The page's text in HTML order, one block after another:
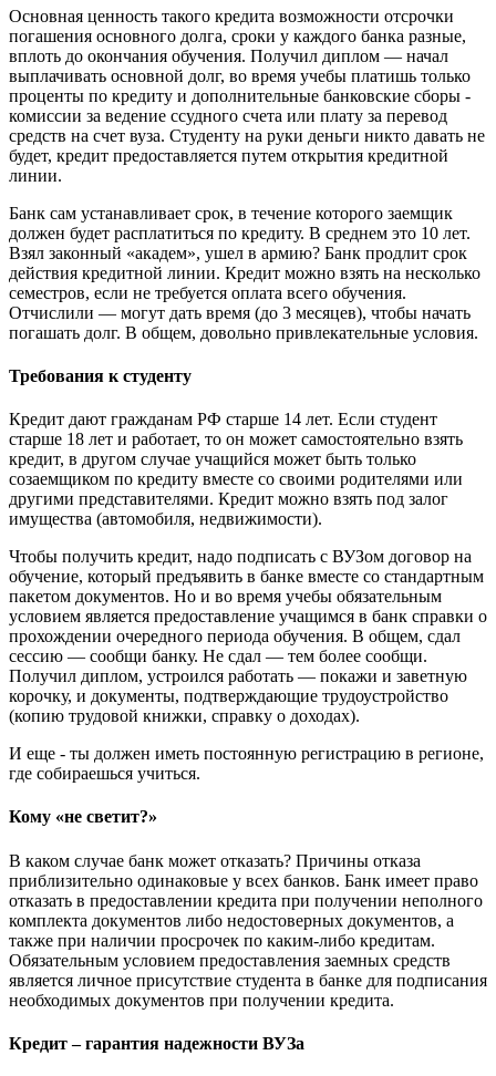
Основная ценность такого кредита возможности отсрочки
погашения основного долга, сроки у каждого банка разные,
вплоть до окончания обучения. Получил диплом — начал
выплачивать основной долг, во время учебы платишь только
проценты по кредиту и дополнительные банковские сборы -
комиссии за ведение ссудного счета или плату за перевод
средств на счет вуза. Студенту на руки деньги никто давать не
будет, кредит предоставляется путем открытия кредитной
линии.
Банк сам устанавливает срок, в течение которого заемщик
должен будет расплатиться по кредиту. В среднем это 10 лет.
Взял законный «академ», ушел в армию? Банк продлит срок
действия кредитной линии. Кредит можно взять на несколько
семестров, если не требуется оплата всего обучения.
Отчислили — могут дать время (до 3 месяцев), чтобы начать
погашать долг. В общем, довольно привлекательные условия.
Требования к студенту
Кредит дают гражданам РФ старше 14 лет. Если студент
старше 18 лет и работает, то он может самостоятельно взять
кредит, в другом случае учащийся может быть только
созаемщиком по кредиту вместе со своими родителями или
другими представителями. Кредит можно взять под залог
имущества (автомобиля, недвижимости).
Чтобы получить кредит, надо подписать с ВУЗом договор на
обучение, который предъявить в банке вместе со стандартным
пакетом документов. Но и во время учебы обязательным
условием является предоставление учащимся в банк справки о
прохождении очередного периода обучения. В общем, сдал
сессию — сообщи банку. Не сдал — тем более сообщи.
Получил диплом, устроился работать — покажи и заветную
корочку, и документы, подтверждающие трудоустройство
(копию трудовой книжки, справку о доходах).
И еще - ты должен иметь постоянную регистрацию в регионе,
где собираешься учиться.
Кому «не светит?»
В каком случае банк может отказать? Причины отказа
приблизительно одинаковые у всех банков. Банк имеет право
отказать в предоставлении кредита при получении неполного
комплекта документов либо недостоверных документов, а
также при наличии просрочек по каким-либо кредитам.
Обязательным условием предоставления заемных средств
является личное присутствие студента в банке для подписания
необходимых документов при получении кредита.
Кредит – гарантия надежности ВУЗа